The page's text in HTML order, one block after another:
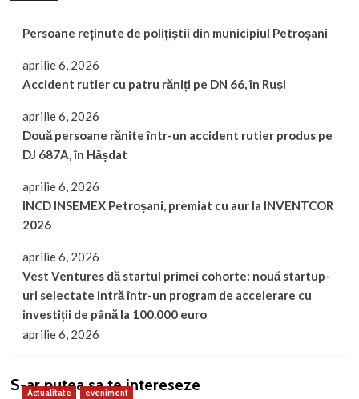
Persoane reținute de polițiștii din municipiul Petroșani
aprilie 6, 2026
Accident rutier cu patru răniți pe DN 66, în Ruși
aprilie 6, 2026
Două persoane rănite într-un accident rutier produs pe
DJ 687A, în Hășdat
aprilie 6, 2026
INCD INSEMEX Petroșani, premiat cu aur la INVENTCOR
2026
aprilie 6, 2026
Vest Ventures dă startul primei cohorte: nouă startup-
uri selectate intră într-un program de accelerare cu
investiții de până la 100.000 euro
aprilie 6, 2026
S-ar putea sa te intereseze
Actualitate eveniment